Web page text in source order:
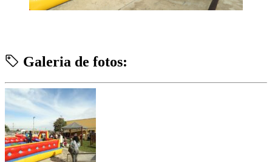
Galeria de fotos: